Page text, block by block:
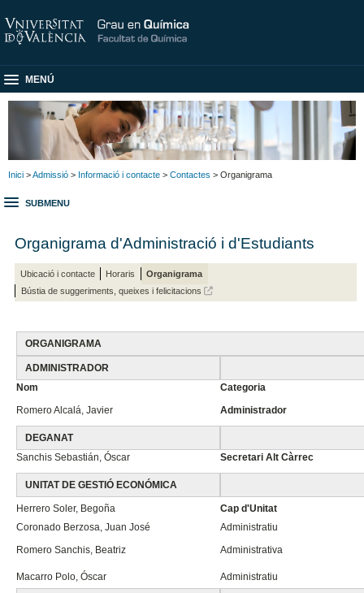
MENÚ
Inici >Admissió > Informació i contacte > Contactes > Organigrama
SUBMENU
Organigrama d'Administració i d'Estudiants
Ubicació i contacte Horaris
Organigrama
Bústia de suggeriments, queixes i felicitacions
ORGANIGRAMA
ADMINISTRADOR
Nom
Categoria
Romero Alcalá, Javier
Administrador
DEGANAT
Sanchis Sebastián, Óscar
Secretari Alt Càrrec
UNITAT DE GESTIÓ ECONÓMICA
Herrero Soler, Begoña
Cap d'Unitat
Coronado Berzosa, Juan José
Administratiu
Romero Sanchis, Beatriz
Administrativa
Macarro Polo, Óscar Administratiu